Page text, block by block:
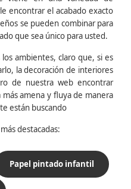
encontrar el acabado exacto
se pueden combinar para
que sea único para usted.
ambientes, claro que, si es
la decoración de interiores
de nuestra web encontrar
amena y fluya de manera
están buscando
destacadas:
Papel pintado infantil